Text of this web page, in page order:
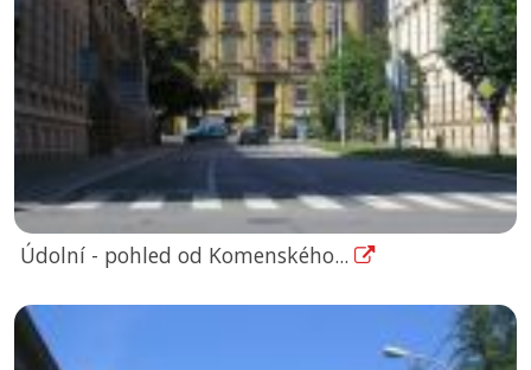
Údolní - pohled od Komenského...